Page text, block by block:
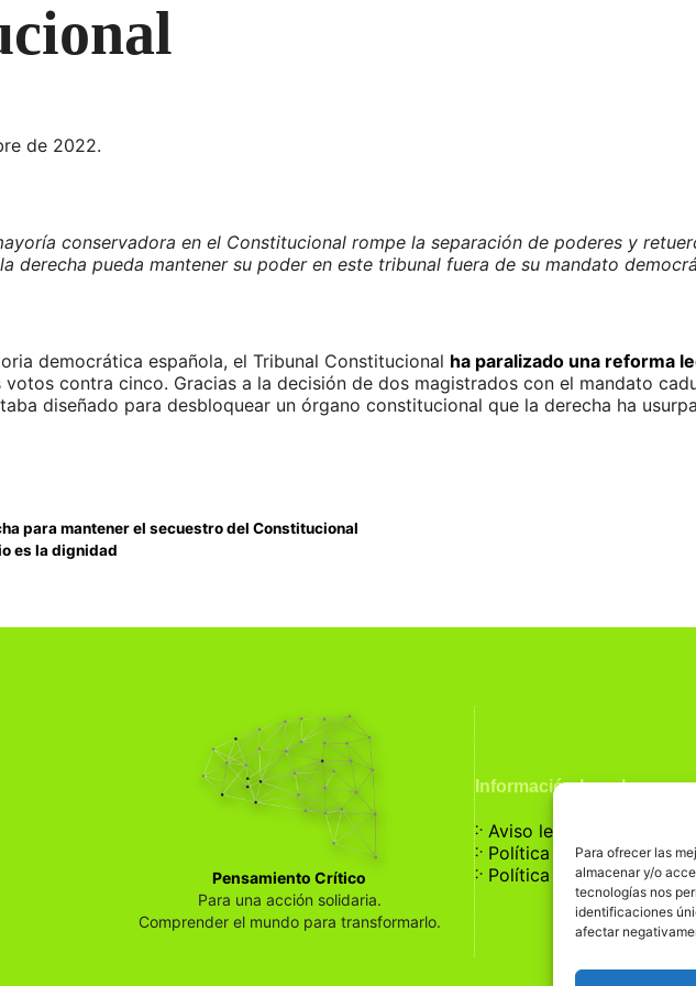
Para ofrecer las
almacenar y/o
tecnologías nos
identificaciones
afectar
de 2022.
conservadora en el Constitucional rompe la separación de poderes y
derecha pueda mantener su poder en este tribunal fuera de su mandato
democrática española, el Tribunal Constitucional ha paralizado una reforma
votos contra cinco. Gracias a la decisión de dos magistrados con el mandato
diseñado para desbloquear un órgano constitucional que la derecha ha
para mantener el secuestro del Constitucional
es la dignidad
Pensamiento Crítico
Para una acción solidaria.
Comprender el mundo para transformarlo.
Información Legal
჻Aviso legal
჻Política de privacidad
჻Política de cookies